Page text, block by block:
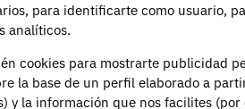
para identificarte como usuario,
analíticos.
cookies para mostrarte publicidad
la base de un perfil elaborado a
y la información que nos facilites